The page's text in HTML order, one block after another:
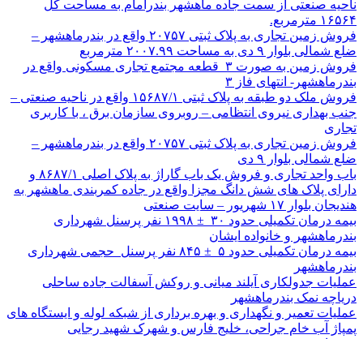
ناحیه صنعتی از سمت جاده ماهشهر بندرامام به مساحت کل
۱۶۵۶۴ مترمربع.
فروش زمین تجاری به پلاک ثبتی ۲۰۷۵۷ واقع در بندرماهشهر –
ضلع شمالی بلوار ۹ دی به مساحت ۲۰۰۷.۹۹ مترمربع
فروش زمین به صورت ۳ قطعه مجتمع تجاری مسکونی واقع در
بندرماهشهر- انتهای فاز ۳
فروش ملک دو طبقه به پلاک ثبتی ۱۵۶۸۷/۱ واقع در ناحیه صنعتی –
جنب بهداری نیروی انتظامی – روبروی سازمان برق ، با کاربری
تجاری
فروش زمین تجاری به پلاک ثبتی ۲۰۷۵۷ واقع در بندرماهشهر –
ضلع شمالی بلوار ۹ دی
باب واحد تجاری و فروش یک باب گاراژ به پلاک اصلی ۸۶۸۷/۱ و
دارای پلاک های شش دانگ مجزا واقع در جاده کمربندی ماهشهر به
هندیجان بلوار ۱۷ شهریور – سایت صنعتی
بیمه درمان تکمیلی حدود ۳۰ ± ۱۹۹۸ نفر پرسنل شهرداری
بندرماهشهر و خانواده ایشان
بیمه درمان تکمیلی حدود ۵ ± ۸۴۵ نفر پرسنل حجمی شهرداری
بندرماهشهر
عملیات جدولکاری آیلند میانی و روکش آسفالت جاده ساحلی
دریاچه نمک بندرماهشهر
عملیات تعمیر و نگهداری و بهره برداری از شبکه لوله و ایستگاه های
پمپاژ آب خام جراحی، خلیج فارس و شهرک شهید رجایی